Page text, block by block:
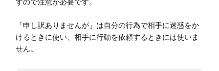
すので注意が必要です。
「申し訳ありませんが」は自分の行為で相手に迷惑をか
けるときに使い、相手に行動を依頼するときには使いま